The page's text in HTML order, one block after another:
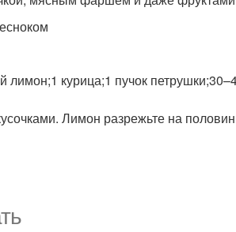
лимон;1 курица;1 пучок
Лимон разрежьте на